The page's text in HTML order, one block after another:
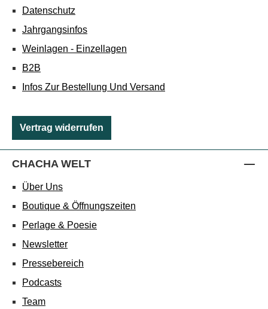
Datenschutz
Jahrgangsinfos
Weinlagen - Einzellagen
B2B
Infos Zur Bestellung Und Versand
Vertrag widerrufen
CHACHA WELT
Über Uns
Boutique & Öffnungszeiten
Perlage & Poesie
Newsletter
Pressebereich
Podcasts
Team